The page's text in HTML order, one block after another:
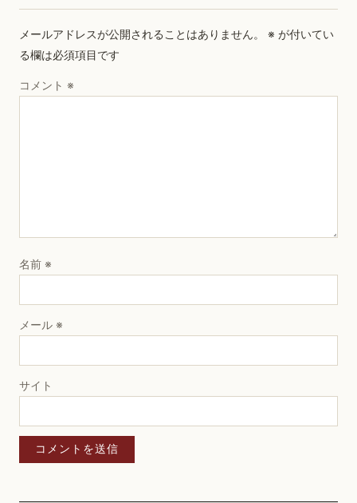
メールアドレスが公開されることはありません。 ※ が付いてい
る欄は必須項目です
コメント ※
名前 ※
メール ※
サイト